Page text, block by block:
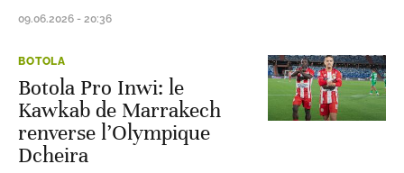
09.06.2026 - 20:36
BOTOLA
Botola Pro Inwi: le
Kawkab de Marrakech
renverse l’Olympique
Dcheira